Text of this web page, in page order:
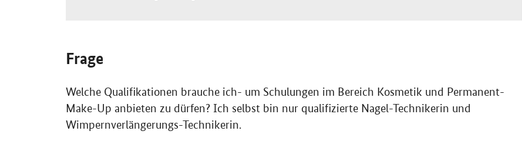
Frage
Welche Qualifikationen brauche ich- um Schulungen im Bereich Kosmetik und Permanent-
Make-Up anbieten zu dürfen? Ich selbst bin nur qualifizierte Nagel-Technikerin und
Wimpernverlängerungs-Technikerin.